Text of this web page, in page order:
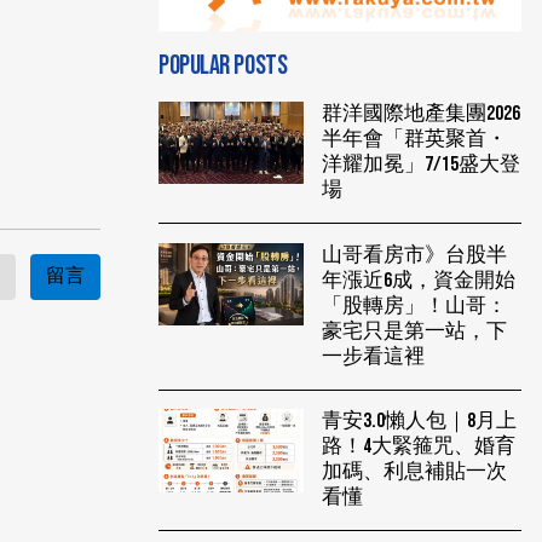
留言
POPULAR POSTS
群洋國際地產集團2026
半年會「群英聚首・
洋耀加冕」7/15盛大登
場
山哥看房市》台股半
年漲近6成，資金開始
「股轉房」！山哥：
豪宅只是第一站，下
一步看這裡
青安3.0懶人包｜8月上
路！4大緊箍咒、婚育
加碼、利息補貼一次
看懂